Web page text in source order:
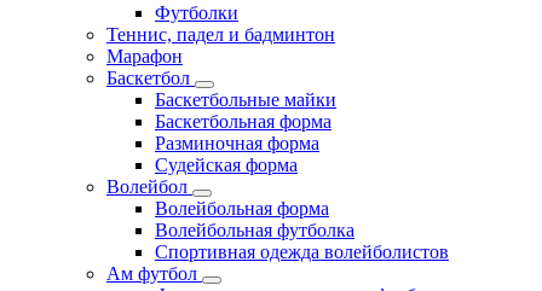
Футболки
Теннис, падел и бадминтон
Марафон
Баскетбол
Баскетбольные майки
Баскетбольная форма
Разминочная форма
Судейская форма
Волейбол
Волейбольная форма
Волейбольная футболка
Спортивная одежда волейболистов
Ам футбол